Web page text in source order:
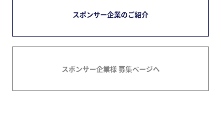
スポンサー企業のご紹介
スポンサー企業様 募集ページへ